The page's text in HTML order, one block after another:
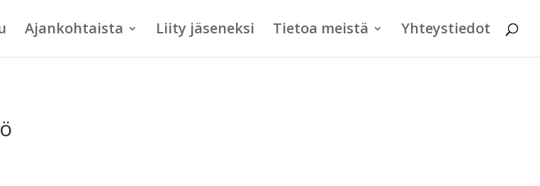
Ajankohtaista Liity jäseneksi Tietoa meistä Yhteystiedot